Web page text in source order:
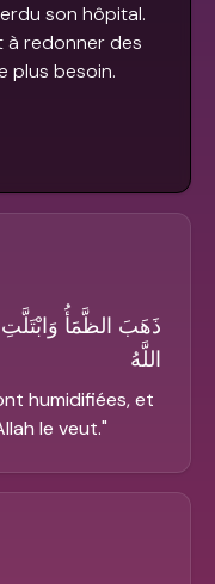
son hôpital.
à redonner des
plus besoin.
ذَهَبَ الظَّمَأُ
اللَّهُ
humidifiées, et
le veut."